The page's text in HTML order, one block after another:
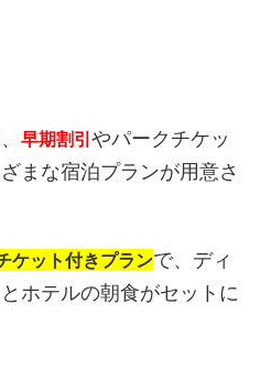
早期割引 やパークチケッ
まな宿泊プランが用意さ
ケット付きプランで、ディ
ホテルの朝食がセットに